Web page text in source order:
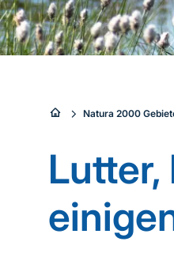
Sie
sind
hier:
Natura 2000